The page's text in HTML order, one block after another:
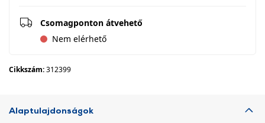
Csomagponton átvehető
Nem elérhető
Cikkszám:312399
Alaptulajdonságok